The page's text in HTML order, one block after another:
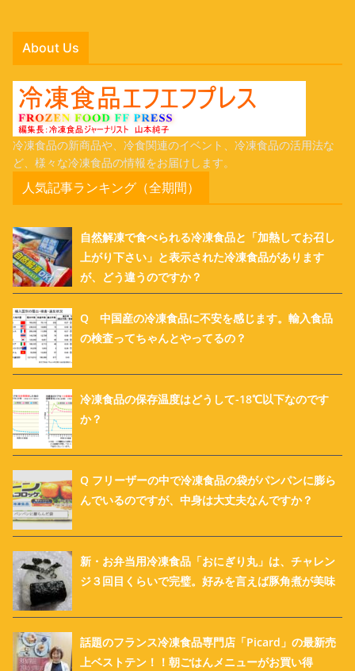
About Us
冷凍食品の新商品や、冷食関連のイベント、冷凍食品の活用法な
ど、様々な冷凍食品の情報をお届けします。
人気記事ランキング（全期間）
自然解凍で食べられる冷凍食品と「加熱してお召し
上がり下さい」と表示された冷凍食品があります
が、どう違うのですか？
Q 中国産の冷凍食品に不安を感じます。輸入食品
の検査ってちゃんとやってるの？
冷凍食品の保存温度はどうして-18℃以下なのです
か？
Q フリーザーの中で冷凍食品の袋がパンパンに膨ら
んでいるのですが、中身は大丈夫なんですか？
新・お弁当用冷凍食品「おにぎり丸」は、チャレン
ジ３回目くらいで完璧。好みを言えば豚角煮が美味
話題のフランス冷凍食品専門店「Picard」の最新売
上ベストテン！！朝ごはんメニューがお買い得